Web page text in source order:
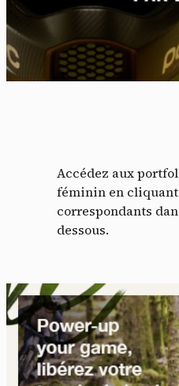
Accédez aux
féminin en
correspondants
dessous.